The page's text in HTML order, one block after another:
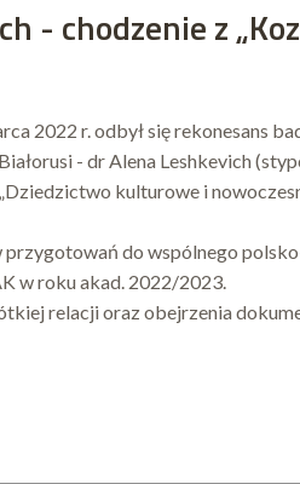
- chodzenie z
2022 r. odbył się rekonesans
- dr Alena Leshkevich
kulturowe i
przygotowań do wspólnego
w roku akad. 2022/2023.
relacji oraz obejrzenia